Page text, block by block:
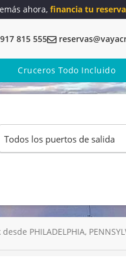
ahora, financia tu reserva
917 815 555
Cruceros Todo Incluido
PHILADELPHIA,